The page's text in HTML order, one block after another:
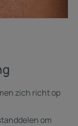
zich richt op
om